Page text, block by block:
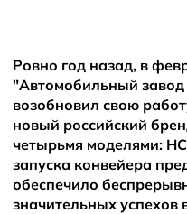
Тест-
О
Ровно год назад, в
"Автомобильный
возобновил свою
новый российский
четырьмя моделями:
запуска конвейера
обеспечило
значительных успехов